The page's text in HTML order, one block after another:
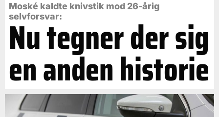
Moské kaldte knivstik mod 26-årig
selvforsvar:
Nu tegner der sig
en anden historie